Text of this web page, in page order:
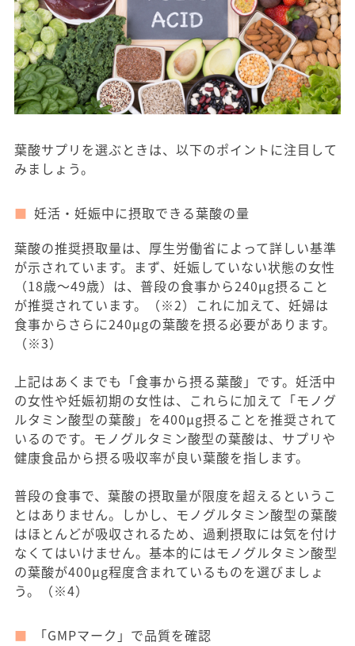
葉酸サプリを選ぶときは、以下のポイントに注目して
みましょう。
妊活・妊娠中に摂取できる葉酸の量
葉酸の推奨摂取量は、厚生労働省によって詳しい基準
が示されています。まず、妊娠していない状態の女性
（18歳〜49歳）は、普段の食事から240μg摂ること
が推奨されています。（※2）これに加えて、妊婦は
食事からさらに240μgの葉酸を摂る必要があります。
（※3）
上記はあくまでも「食事から摂る葉酸」です。妊活中
の女性や妊娠初期の女性は、これらに加えて「モノグ
ルタミン酸型の葉酸」を400μg摂ることを推奨されて
いるのです。モノグルタミン酸型の葉酸は、サプリや
健康食品から摂る吸収率が良い葉酸を指します。
普段の食事で、葉酸の摂取量が限度を超えるというこ
とはありません。しかし、モノグルタミン酸型の葉酸
はほとんどが吸収されるため、過剰摂取には気を付け
なくてはいけません。基本的にはモノグルタミン酸型
の葉酸が400μg程度含まれているものを選びましょ
う。（※4）
「GMPマーク」で品質を確認